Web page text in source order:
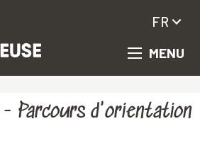
MENU
FR
- Parcours d'orientation